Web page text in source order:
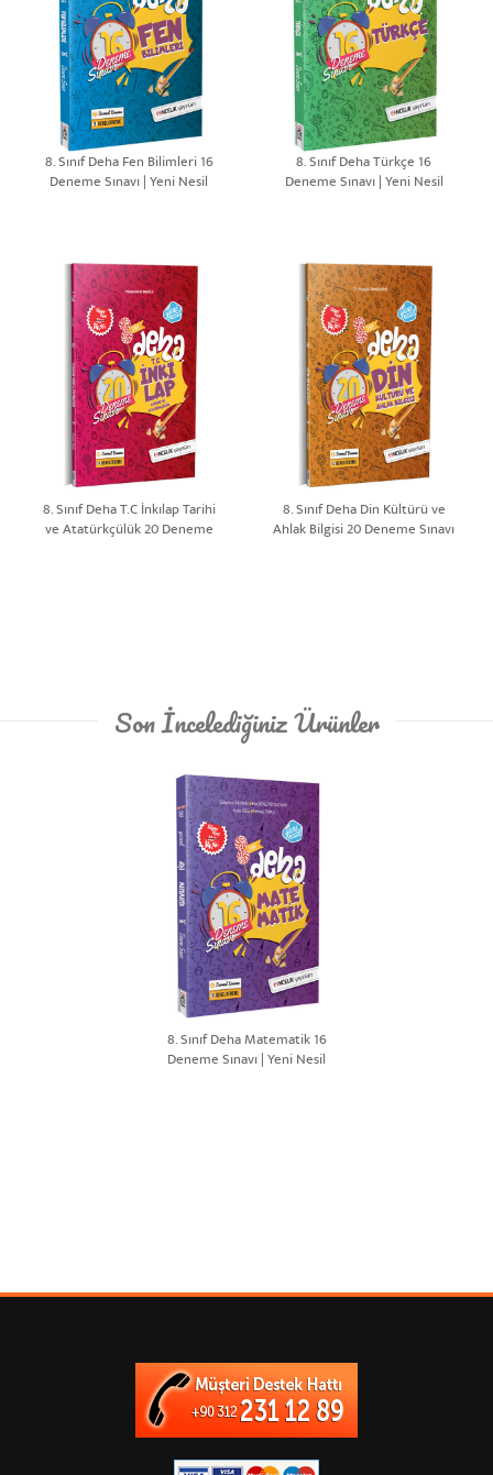
8. Sınıf Deha Fen Bilimleri 16
Deneme Sınavı | Yeni Nesil
8. Sınıf Deha Türkçe 16
Deneme Sınavı | Yeni Nesil
8. Sınıf Deha T.C İnkılap Tarihi
ve Atatürkçülük 20 Deneme
8. Sınıf Deha Din Kültürü ve
Ahlak Bilgisi 20 Deneme Sınavı
Son İncelediğiniz Ürünler
8. Sınıf Deha Matematik 16
Deneme Sınavı | Yeni Nesil